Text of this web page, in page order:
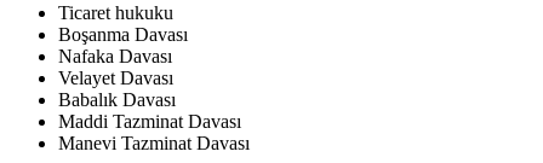
Ticaret hukuku
Boşanma Davası
Nafaka Davası
Velayet Davası
Babalık Davası
Maddi Tazminat Davası
Manevi Tazminat Davası